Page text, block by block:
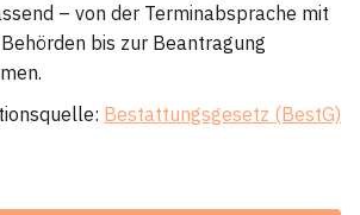
– von der Terminabsprache mit
bis zur Beantragung
Bestattungsgesetz (BestG)